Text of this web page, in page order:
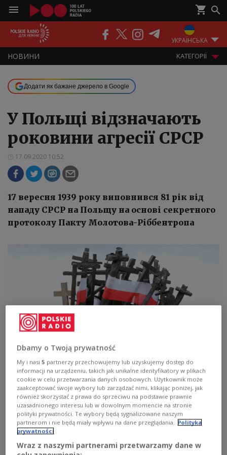
УКРАЇНСЬКА
НOВИНИ KАТЕГОРІЇ
ПОДКАСТИ ЕФІР
Додати як бажане джерело в Google
У Польщі відзначають
роковини агресії СРСР
17.09.2020 10:52
17 вересня 1939 року виповнився 81 рік від
нападу СРСР на Польщу на основі секретного
протоколу Пакту Молотова-Ріббентропа
Пам’ятник полеглим та вбитим на Сході, Варшава, 17 вересня 2020
року PAP/Tomasz Gzell
Інститут національної пам’яті представляє
мультимедійну виставку «20 - 40 - 20»,
присвячену 81-й річниці нападу СРСР на
Dbamy o Twoją prywatność
My i nasi5 partnerzy przechowujemy lub uzyskujemy dostęp do
informacji na urządzeniu, takich jak unikalne identyfikatory w plikach
cookie w celu przetwarzania danych osobowych. Użytkownik może
zaakceptować swoje wybory lub zarządzać nimi, klikając poniżej, jak
również skorzystać z prawa do sprzeciwu na podstawie prawnie
uzasadnionego interesu lub w dowolnym momencie na stronie
polityki prywatności. Te wybory będą sygnalizowane naszym
partnerom i nie będą miały wpływu na dane przeglądania.
Polityka
prywatności
Wraz z naszymi partnerami przetwarzamy dane w